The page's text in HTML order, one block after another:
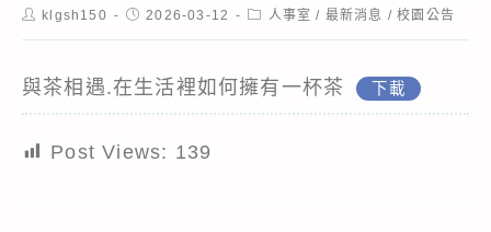
Postklgsh150
Post2026-03-12
Post人事室 / 最新消息 / 校園公告
與茶相遇.在生活裡如何擁有一杯茶 下載
Post Views: 139